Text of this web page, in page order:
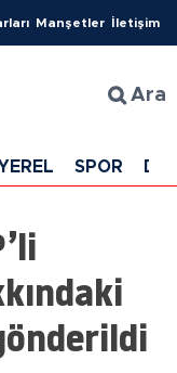
Manşetler İletişim
Ara
SPOR